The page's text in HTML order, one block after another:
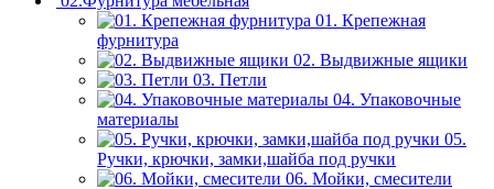
01. Крепежная
фурнитура
02. Выдвижные ящики
03. Петли
04. Упаковочные
материалы
05.
Ручки, крючки, замки,шайба под ручки
06. Мойки, смесители